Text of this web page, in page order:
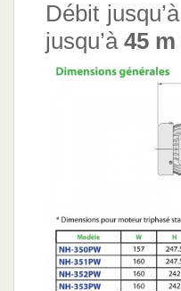
Débit jusqu’à
jusqu’à 45 m